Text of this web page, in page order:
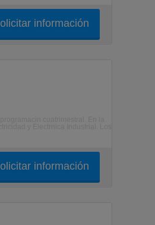
información
información